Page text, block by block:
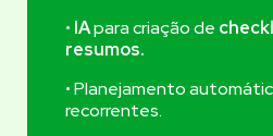
• IApara criação de
resumos.
• Planejamento
recorrentes.